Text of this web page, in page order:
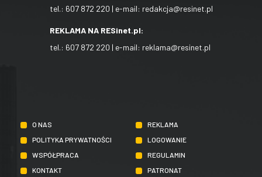
tel.: 607 872 220 | e-mail: redakcja@resinet.pl
REKLAMA NA RESinet.pl:
tel.: 607 872 220 | e-mail: reklama@resinet.pl
O NAS
REKLAMA
POLITYKA PRYWATNOŚCI
LOGOWANIE
WSPÓŁPRACA
REGULAMIN
KONTAKT
PATRONAT